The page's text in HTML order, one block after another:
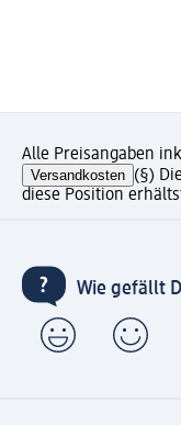
Alle Preisangaben
Versandkosten (§)
diese Position
Wie gefällt